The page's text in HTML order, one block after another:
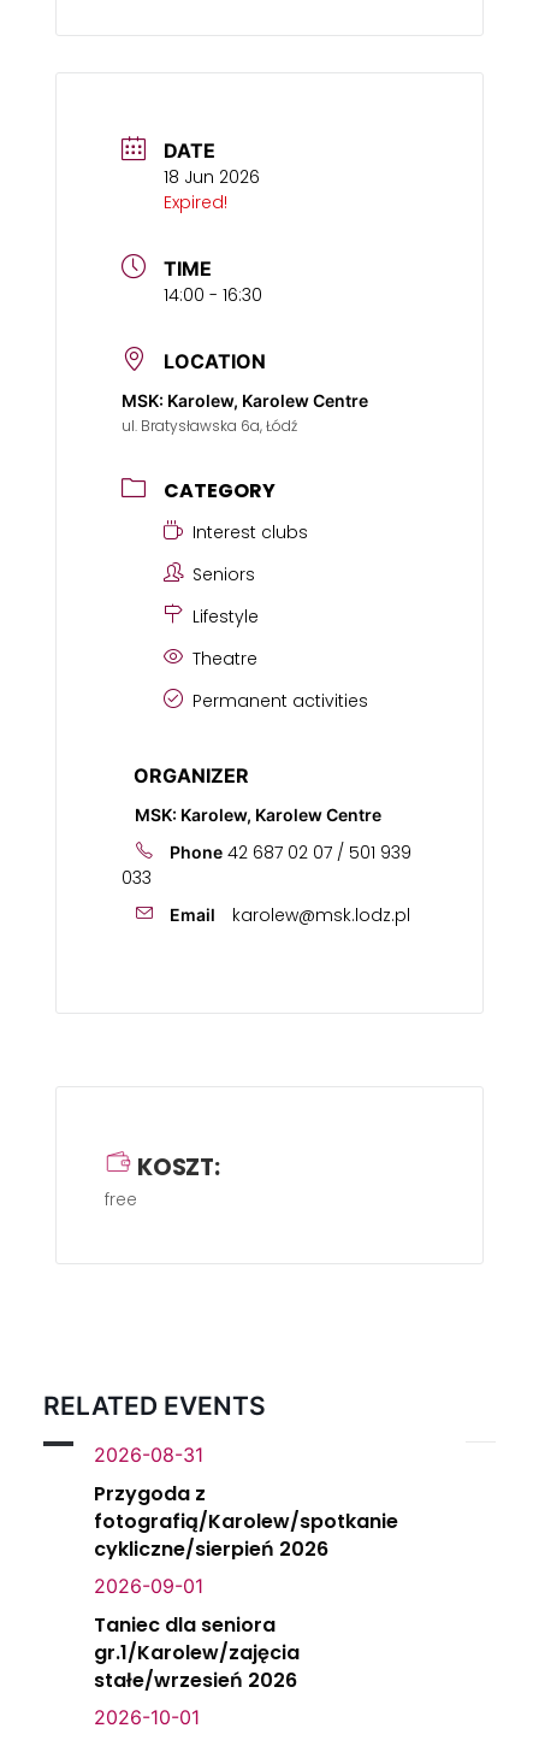
DATE
18 Jun 2026
Expired!
TIME
14:00 - 16:30
LOCATION
MSK: Karolew, Karolew Centre
ul. Bratysławska 6a, Łódź
CATEGORY
Interest clubs
Seniors
Lifestyle
Theatre
Permanent activities
ORGANIZER
MSK: Karolew, Karolew Centre
Phone 42 687 02 07 / 501 939
033
Email karolew@msk.lodz.pl
KOSZT:
free
RELATED EVENTS
2026-08-31
Przygoda z
fotografią/Karolew/spotkanie
cykliczne/sierpień 2026
2026-09-01
Taniec dla seniora
gr.1/Karolew/zajęcia
stałe/wrzesień 2026
2026-10-01